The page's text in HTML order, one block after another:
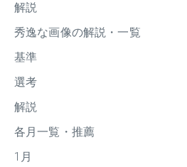
解説
秀逸な画像の解説・一覧
基準
選考
解説
各月一覧・推薦
1月